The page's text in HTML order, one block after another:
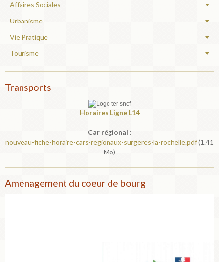
Affaires Sociales
Urbanisme
Vie Pratique
Tourisme
Transports
Horaires Ligne L14
Car régional :
nouveau-fiche-horaire-cars-regionaux-surgeres-la-rochelle.pdf(1.41
Mo)
Aménagement du coeur de bourg